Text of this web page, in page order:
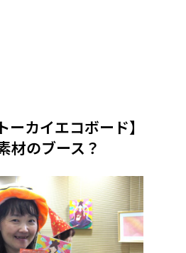
カイエコボード】
材のブース？